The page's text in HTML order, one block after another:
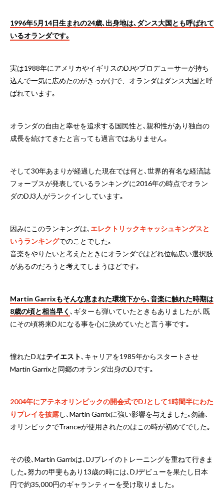
1996年5月14日生まれの24歳､出身地は､ダンス大国とも呼ばれて
いるオランダです｡
実は1988年にアメリカやイギリスのDJやプロデューサーが持ち
込んで一気に広めたのがきっかけで、オランダはダンス大国と呼
ばれています｡
オランダの自由と幸せを追求する国民性と､親和性があり独自の
成長を続けてきたと言っても過言ではありません｡
そして30年あまりが経過した現在では何と､世界的有名な経済誌
フォーブスが発表しているランキングに2016年の時点でオラン
ダのDJ3人がランクインしています｡
因みにこのランキングは､ エレクトリックキャッシュキングスと
いうランキングでのことでした｡
音楽をやりたいと考えたときにオランダではどれ位幅広い選択肢
があるのだろうと考えてしまうほどです｡
Martin Garrixもそんな恵まれた環境下から､音楽に触れた時期は
8歳の頃と相当早く ､ギターも弾いていたときもありましたが､既
にその頃将来DJになる事を心に決めていたと言う事です｡
憧れたDJはテイエスト､キャリアを1985年からスタートさせ
Martin Garrixと同郷のオランダ出身のDJです｡
2004年にアテネオリンピックの開会式でDJとして1時間半にわた
りプレイを披露し､Martin Garrixに強い影響を与えました｡勿論､
オリンピックでTranceが使用されたのはこの時が初めてでした｡
その後､Martin Garrixは､DJプレイのトレーニングを重ねて行きま
した｡努力の甲斐もあり13歳の時には､DJデビューを果たし日本
円で約35,000円のギャランティーを受け取りました｡